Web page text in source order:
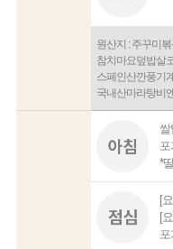
원산지 : 주꾸미
참치마요덮밥살
스페인산깐풍기
국내산마라탕비
쌀
*
[
[